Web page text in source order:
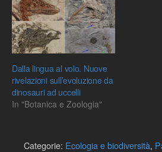
Dalla lingua al volo. Nuove
rivelazioni sull’evoluzione da
dinosauri ad uccelli
In "Botanica e Zoologia"
Categorie: Ecologia e biodiversità,